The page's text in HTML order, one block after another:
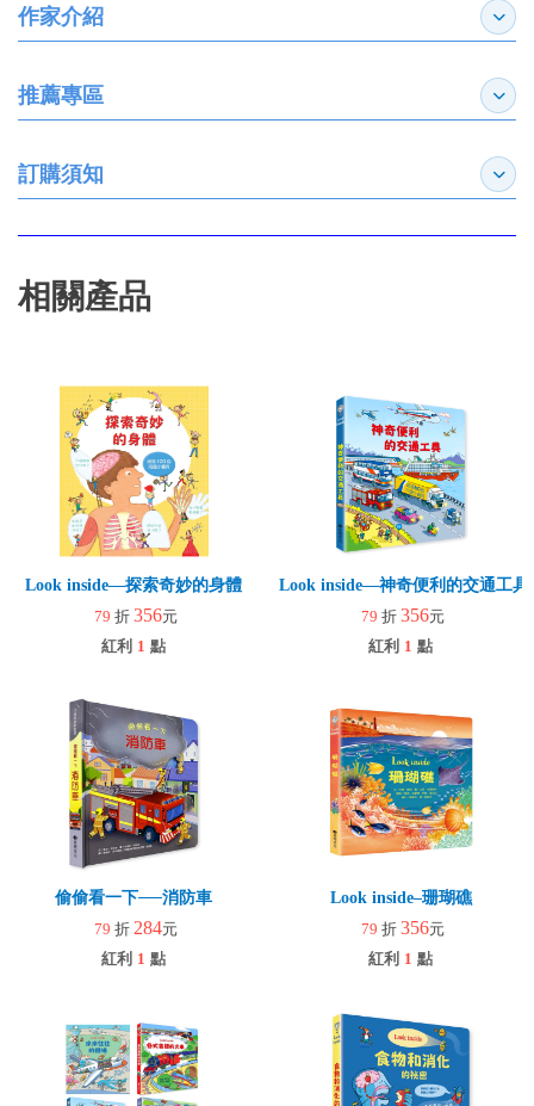
作家介紹 展開
推薦專區 展開
訂購須知 展開
相關產品
Look inside—探索奇妙的身體
79 折 356元
紅利 1 點
Look inside—神奇便利的交通工具
79 折 356元
紅利 1 點
偷偷看一下──消防車
79 折 284元
紅利 1 點
Look inside–珊瑚礁
79 折 356元
紅利 1 點